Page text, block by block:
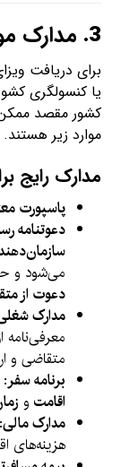
3. مدارک
برای دریافت
یا کنسولگری
کشور مقصد
موارد زیر هستند.
مدارک رایج
پاسپورت
دعوتنامه
می‌شود و
دعوت از
مدارک
متقاضی و
برنامه سفر
اقامت و
مدارک مالی
هزینه‌های